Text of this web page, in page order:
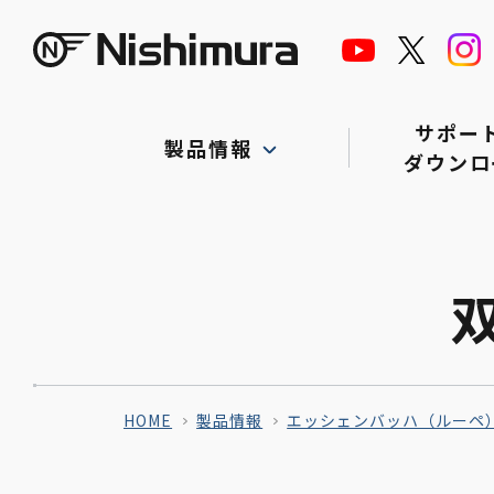
製品情報
サポー
ダウン
HOME 製品情報 エッシェンバッハ（ルーペ